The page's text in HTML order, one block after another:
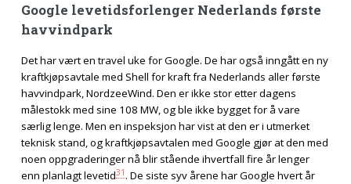
Google levetidsforlenger Nederlands første
havvindpark
Det har vært en travel uke for Google. De har også inngått en ny
kraftkjøpsavtale med Shell for kraft fra Nederlands aller første
havvindpark, NordzeeWind. Den er ikke stor etter dagens
målestokk med sine 108 MW, og ble ikke bygget for å vare
særlig lenge. Men en inspeksjon har vist at den er i utmerket
teknisk stand, og kraftkjøpsavtalen med Google gjør at den med
noen oppgraderinger nå blir stående ihvertfall fire år lenger
enn planlagt levetid31. De siste syv årene har Google hvert år